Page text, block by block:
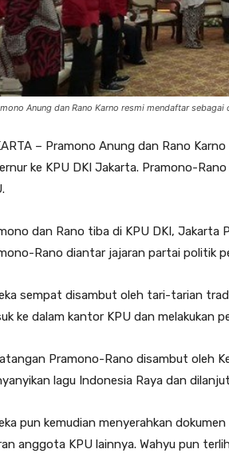
Anung dan Rano Karno resmi mendaftar
– Pramono Anung dan Rano
ke KPU DKI Jakarta. Pramono-
dan Rano tiba di KPU DKI, Jakarta
Rano diantar jajaran partai politik
sempat disambut oleh tari-tarian
ke dalam kantor KPU dan melakukan
Pramono-Rano disambut oleh
lagu Indonesia Raya dan
pun kemudian menyerahkan
anggota KPU lainnya. Wahyu pun